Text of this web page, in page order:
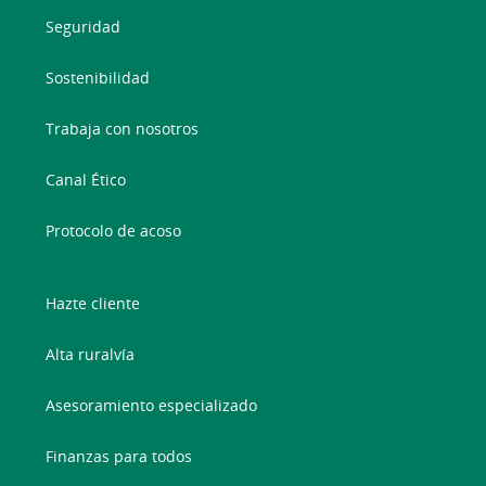
Seguridad
Sostenibilidad
Trabaja con nosotros
Canal Ético
Protocolo de acoso
Hazte cliente
Alta ruralvía
Asesoramiento especializado
Finanzas para todos